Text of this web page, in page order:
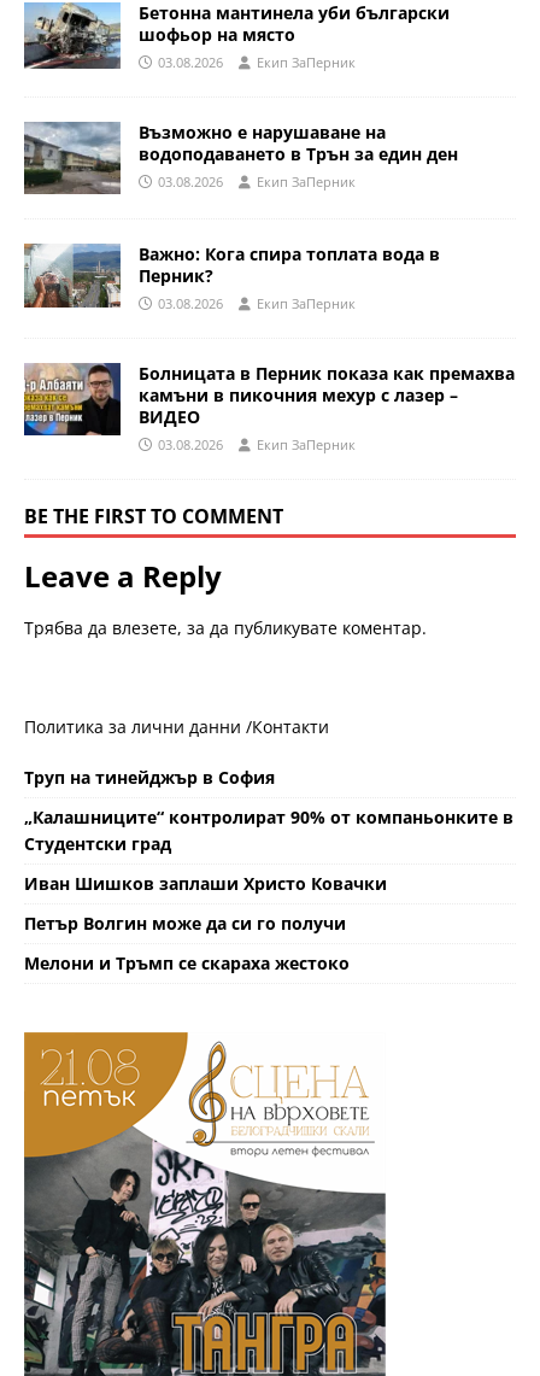
Бетонна мантинела уби български
шофьор на място
03.08.2026 Eкип ЗаПерник
Възможно е нарушаване на
водоподаването в Трън за един ден
03.08.2026 Eкип ЗаПерник
Важно: Кога спира топлата вода в
Перник?
03.08.2026 Eкип ЗаПерник
Болницата в Перник показа как премахва
камъни в пикочния мехур с лазер –
ВИДЕО
03.08.2026 Eкип ЗаПерник
BE THE FIRST TO COMMENT
Leave a Reply
Трябва да влезете, за да публикувате коментар.
Политика за лични данни /Контакти
Труп на тинейджър в София
„Калашниците“ контролират 90% от компаньонките в
Студентски град
Иван Шишков заплаши Христо Ковачки
Петър Волгин може да си го получи
Мелони и Тръмп се скараха жестоко